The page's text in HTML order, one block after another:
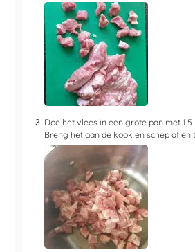
Doe het vlees in een grote pan met
Breng het aan de kook en schep af en